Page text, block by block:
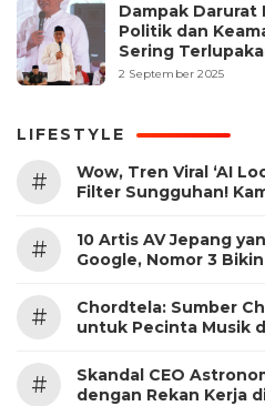
Dampak
Politik dan
Sering
2 September 2025
LIFESTYLE
#
Wow, Tren Viral ‘AI
Filter Sungguhan!
#
10 Artis AV Jepang
Google, Nomor 3
#
Chordtela: Sumber
untuk Pecinta Musik
#
Skandal CEO
dengan Rekan Kerja